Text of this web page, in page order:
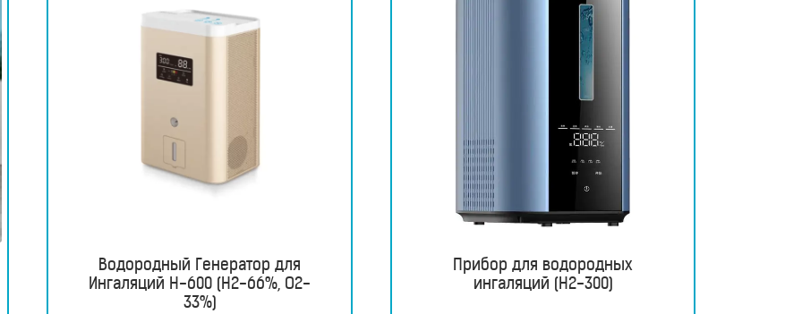
Водородный Генератор для
Ингаляций H-600 (H2-66%, O2-
33%)
Прибор для водородных
ингаляций (H2-300)